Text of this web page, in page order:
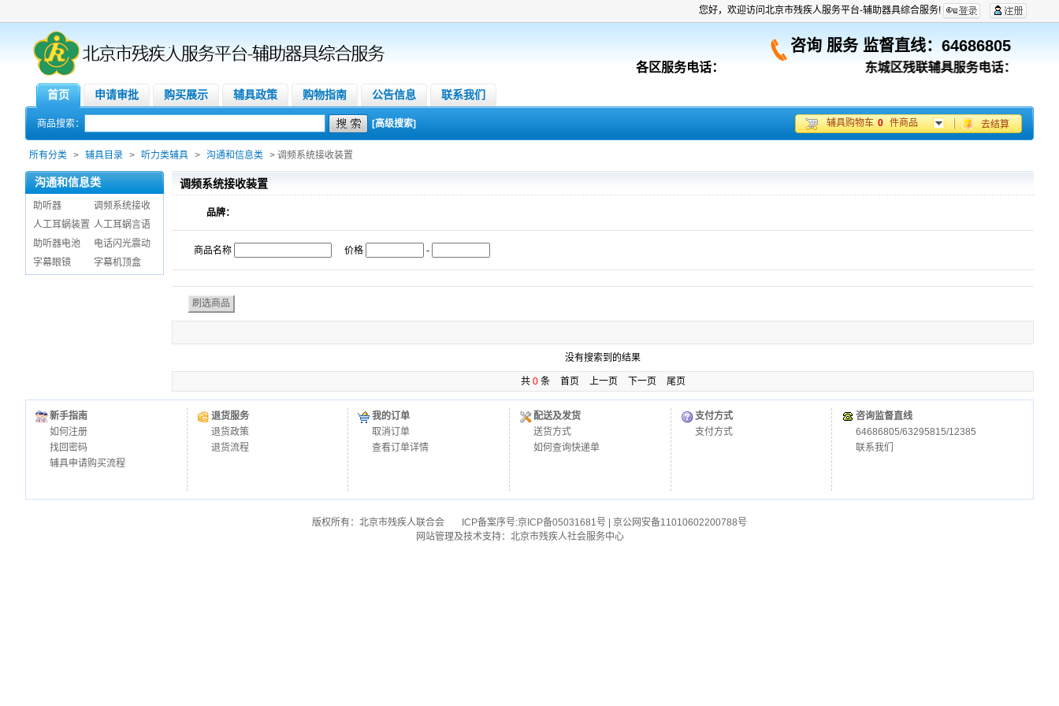
您好，欢迎访问北京市残疾人服务平台-辅助器具综合服务!
咨询 服务 监督直线： 64686805
各区服务电话： 东城区残联辅具服务电话：
首页 申请审批 购买展示 辅具政策 购物指南 公告信息 联系我们
商品搜索： [高级搜索] 辅具购物车 0 件商品 去结算
所有分类 > 辅具目录 > 听力类辅具 > 沟通和信息类 > 调频系统接收装置
沟通和信息类
助听器
调频系统接收
人工耳蜗装置 人工耳蜗言语
助听器电池
电话闪光震动
字幕眼镜
字幕机顶盒
调频系统接收装置
品牌：
商品名称 价格 -
没有搜索到的结果
共 0 条 首页 上一页 下一页 尾页
新手指南
如何注册
找回密码
辅具申请购买流程
退货服务
退货政策
退货流程
我的订单
取消订单
查看订单详情
配送及发货
送货方式
如何查询快递单
支付方式
支付方式
咨询监督直线
64686805/63295815/12385
联系我们
版权所有：北京市残疾人联合会 ICP备案序号:京ICP备05031681号 | 京公网安备11010602200788号
网站管理及技术支持：北京市残疾人社会服务中心